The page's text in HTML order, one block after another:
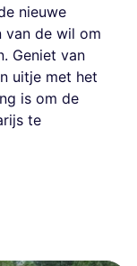
nieuwe
van de wil om
Geniet van
uitje met het
is om de
te